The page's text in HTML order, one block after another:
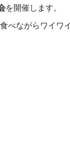
を開催します。
べながらワイワ